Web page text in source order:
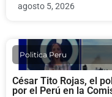
agosto 5, 2026
Politica Peru
César Tito Rojas, el
por el Perú en la